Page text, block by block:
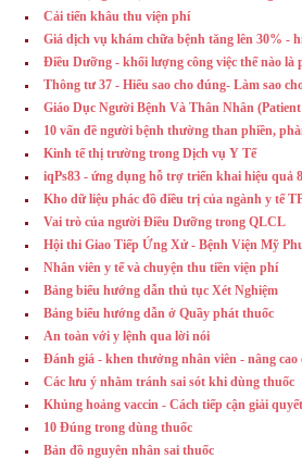
Cải tiến khâu thu viện phí
Giá dịch vụ khám chữa bệnh tăng lên 30% -
Điều Dưỡng - khối lượng công việc thế nào là
Thông tư 37 - Hiểu sao cho đúng- Làm sao
Giáo Dục Người Bệnh Và Thân Nhân
10 vấn đề người bệnh thường than phiền,
Kinh tế thị trường trong Dịch vụ Y Tế
iqPs83 - ứng dụng hỗ trợ triển khai hiệu quả
Kho dữ liệu phác đồ điều trị của ngành y tế
Vai trò của người Điều Dưỡng trong QLCL
Hội thi Giao Tiếp Ứng Xử - Bệnh Viện Mỹ
Nhân viên y tế và chuyện thu tiền viện phí
Bảng biểu hướng dẫn thủ tục Xét Nghiệm
Bảng biểu hướng dẫn ở Quầy phát thuốc
An toàn với y lệnh qua lời nói
Đánh giá - khen thưởng nhân viên - nâng cao
Các lưu ý nhằm tránh sai sót khi dùng thuốc
Khủng hoảng vaccin - Cách tiếp cận giải
10 Đúng trong dùng thuốc
Bản đồ nguyên nhân sai thuốc